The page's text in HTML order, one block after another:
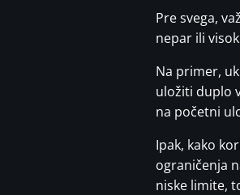
Pre svega,
nepar ili
Na primer,
uložiti duplo
na početni
Ipak, kako
ograničenja
niske limite,